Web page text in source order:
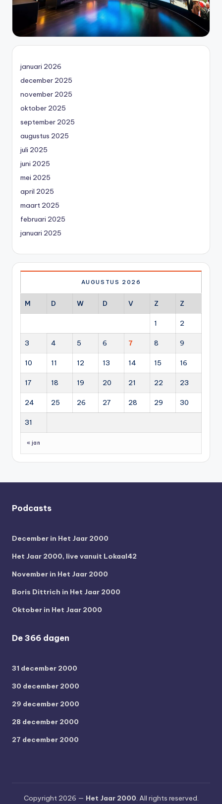
januari 2026
december 2025
november 2025
oktober 2025
september 2025
augustus 2025
juli 2025
juni 2025
mei 2025
april 2025
maart 2025
februari 2025
januari 2025
AUGUSTUS 2026
M D W D V Z Z
1 2
3 4 5 6 7 8 9
10 11 12 13 14 15 16
17 18 19 20 21 22 23
24 25 26 27 28 29 30
31
« jan
Podcasts
December in Het Jaar 2000
Het Jaar 2000, live vanuit Lokaal42
November in Het Jaar 2000
Boris Dittrich in Het Jaar 2000
Oktober in Het Jaar 2000
De 366 dagen
31 december 2000
30 december 2000
29 december 2000
28 december 2000
27 december 2000
Copyright 2026 — Het Jaar 2000. All rights reserved.